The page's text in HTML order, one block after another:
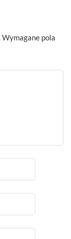
Wymagane pola